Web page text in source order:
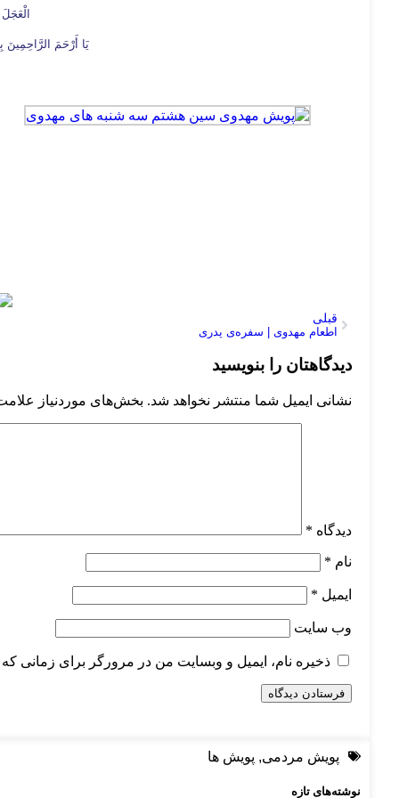
یَا أَرْحَمَ
قبلی
اطعام مهدوی | سفره‌ی پدری
دیدگاهتان را بنویسید
نشانی ایمیل شما منتشر نخواهد شد. بخش‌های موردنیاز
دیدگاه *
نام *
ایمیل *
وب‌ سایت
ذخیره نام، ایمیل و وبسایت من در مرورگر برای زمانی
پویش مردمی, پویش ها
نوشته‌های تازه